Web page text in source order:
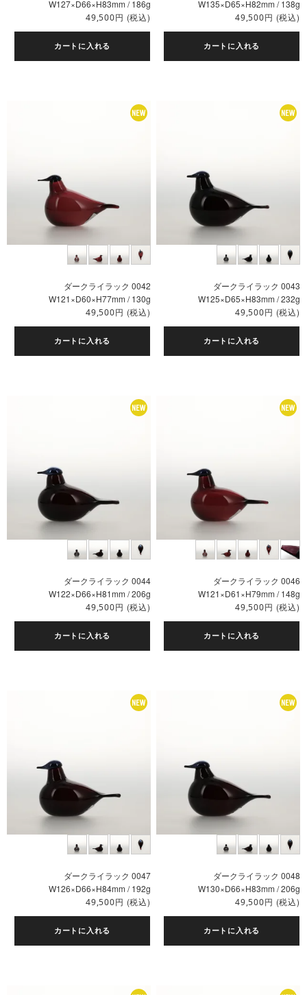
W127×D66×H83mm / 186g
49,500円 (税込)
カートに入れる
W135×D65×H82mm / 138g
49,500円 (税込)
カートに入れる
ダークライラック 0042
W121×D60×H77mm / 130g
49,500円 (税込)
カートに入れる
ダークライラック 0043
W125×D65×H83mm / 232g
49,500円 (税込)
カートに入れる
ダークライラック 0044
W122×D66×H81mm / 206g
49,500円 (税込)
カートに入れる
ダークライラック 0046
W121×D61×H79mm / 148g
49,500円 (税込)
カートに入れる
ダークライラック 0047
W126×D66×H84mm / 192g
49,500円 (税込)
カートに入れる
ダークライラック 0048
W130×D66×H83mm / 206g
49,500円 (税込)
カートに入れる